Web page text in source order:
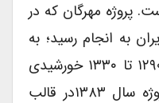
پروژه مهرگان که در
به انجام رسید؛ به
معرفی نخبگان ایرانی متولد ۱۲۹۰ تا ۱۳۳۰ خورشیدی
می‌پرداخت. بخشی از این پروژه سال ۱۳۸۳در قالب